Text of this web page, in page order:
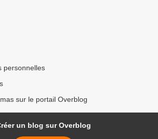
personnelles
sur le portail Overblog
un blog sur Overblog